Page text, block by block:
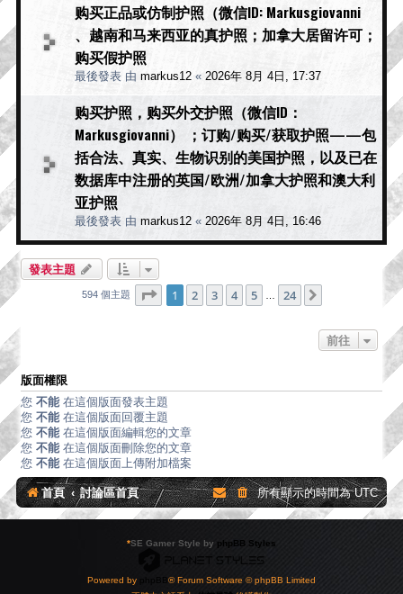
购买正品或仿制护照（微信ID: Markusgiovanni
、越南和马来西亚的真护照；加拿大居留许可；
购买假护照
最後發表 由 markus12 « 2026年 8月 4日, 17:37
购买护照，购买外交护照（微信ID：
Markusgiovanni） ；订购/购买/获取护照——包
括合法、真实、生物识别的美国护照，以及已在
数据库中注册的英国/欧洲/加拿大护照和澳大利
亚护照
最後發表 由 markus12 « 2026年 8月 4日, 16:46
發表主題
594 個主題 第 1 頁 (共24 頁)
1 2 3 4 5 24
前往
版面權限
您 不能 在這個版面發表主題
您 不能 在這個版面回覆主題
您 不能 在這個版面編輯您的文章
您 不能 在這個版面刪除您的文章
您 不能 在這個版面上傳附加檔案
首頁 討論區首頁 所有顯示的時間為UTC
*SE Gamer Style by phpBB Styles
Powered by
® Forum Software © phpBB Limited